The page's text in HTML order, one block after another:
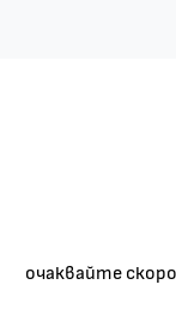
очаквайте